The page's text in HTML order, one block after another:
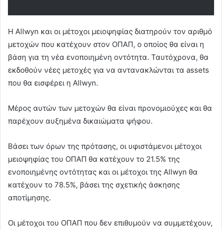
Η Allwyn και οι μέτοχοι μειοψηφίας διατηρούν τον αριθμό
μετοχών που κατέχουν στον ΟΠΑΠ, ο οποίος θα είναι η
βάση για τη νέα ενοποιημένη οντότητα. Ταυτόχρονα, θα
εκδοθούν νέες μετοχές για να αντανακλώνται τα assets
που θα εισφέρει η Allwyn.
Μέρος αυτών των μετοχών θα είναι προνομιούχες και θα
παρέχουν αυξημένα δικαιώματα ψήφου.
Βάσει των όρων της πρότασης, οι υφιστάμενοι μέτοχοι
μειοψηφίας του ΟΠΑΠ θα κατέχουν το 21.5% της
ενοποιημένης οντότητας και οι μέτοχοι της Allwyn θα
κατέχουν το 78.5%, βάσει της σχετικής άσκησης
αποτίμησης.
Οι μέτοχοι του ΟΠΑΠ που δεν επιθυμούν να συμμετέχουν,